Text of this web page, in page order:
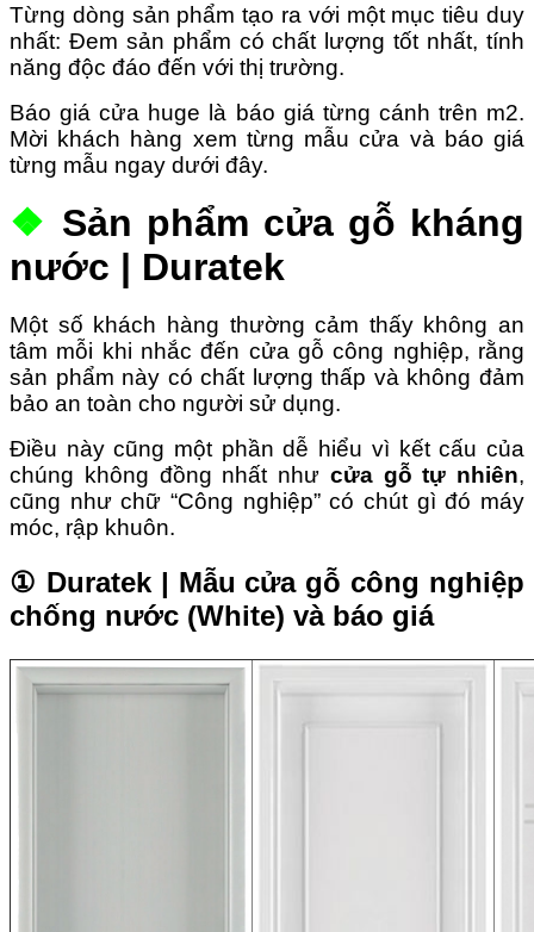
Từng dòng sản phẩm tạo ra với một mục tiêu duy
nhất: Đem sản phẩm có chất lượng tốt nhất, tính
năng độc đáo đến với thị trường.
Báo giá cửa huge là báo giá từng cánh trên m2.
Mời khách hàng xem từng mẫu cửa và báo giá
từng mẫu ngay dưới đây.
❖ Sản phẩm cửa gỗ kháng
nước | Duratek
Một số khách hàng thường cảm thấy không an
tâm mỗi khi nhắc đến cửa gỗ công nghiệp, rằng
sản phẩm này có chất lượng thấp và không đảm
bảo an toàn cho người sử dụng.
Điều này cũng một phần dễ hiểu vì kết cấu của
chúng không đồng nhất như cửa gỗ tự nhiên,
cũng như chữ “Công nghiệp” có chút gì đó máy
móc, rập khuôn.
① Duratek | Mẫu cửa gỗ công nghiệp
chống nước (White) và báo giá